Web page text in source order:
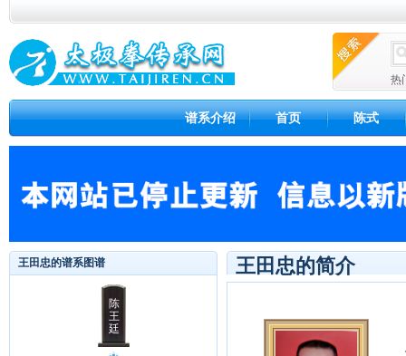
热
谱系介绍 首页 陈式
王田忠的谱系图谱
陈
王
廷
王田忠的简介